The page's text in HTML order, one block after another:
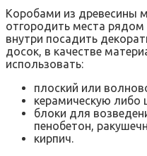
Коробами из древесины
отгородить места
внутри посадить
досок, в качестве
использовать:
плоский или
керамическую либо
блоки для
пенобетон,
кирпич.